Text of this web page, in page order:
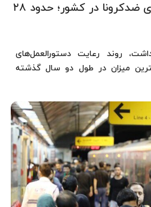
میزان رعایت پروتکل‌های ضدکرونا در کشور؛ حدود ۲۸
روند رعایت دستورالعمل‌های
میزان در طول دو سال گذشته